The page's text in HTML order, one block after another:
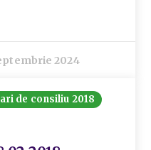
2024
de consiliu 2018